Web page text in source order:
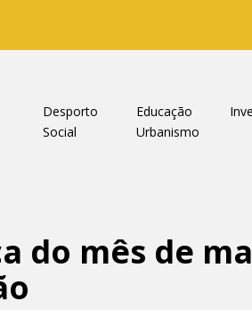
Desporto Educação
Social Urbanismo
do mês de